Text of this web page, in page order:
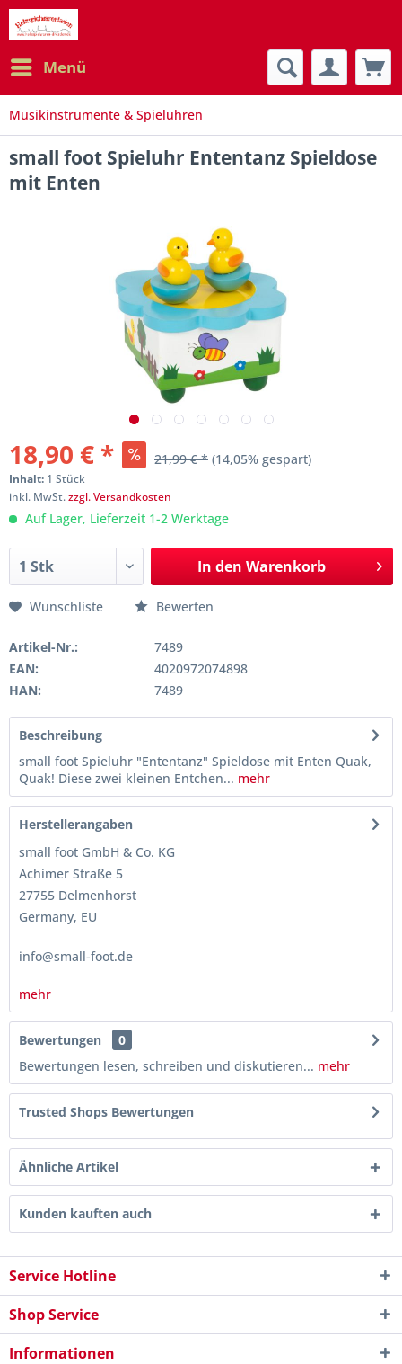
Menü
Musikinstrumente & Spieluhren
small foot Spieluhr Ententanz Spieldose
mit Enten
18,90 € * 21,99 € * (14,05% gespart)
Inhalt: 1 Stück
inkl. MwSt.zzgl. Versandkosten
Auf Lager, Lieferzeit 1-2 Werktage
In den Warenkorb
Wunschliste Bewerten
Artikel-Nr.:
7489
EAN:
4020972074898
HAN:
7489
Beschreibung
small foot Spieluhr "Ententanz" Spieldose mit Enten Quak,
Quak! Diese zwei kleinen Entchen... mehr
Herstellerangaben
small foot GmbH & Co. KG
Achimer Straße 5
27755 Delmenhorst
Germany, EU
info@small-foot.de
mehr
Bewertungen
0
Bewertungen lesen, schreiben und diskutieren... mehr
Trusted Shops Bewertungen
Ähnliche Artikel
Kunden kauften auch
Service Hotline
Shop Service
Informationen